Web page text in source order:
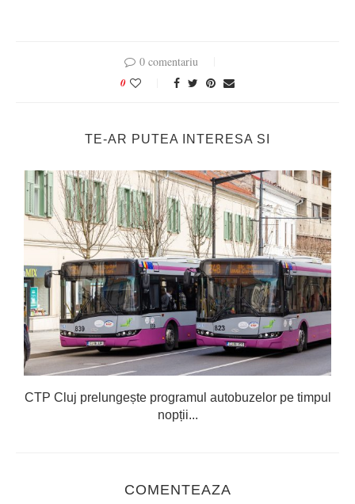
0 comentariu
0
TE-AR PUTEA INTERESA SI
CTP Cluj prelungește programul autobuzelor pe timpul
nopții...
COMENTEAZA